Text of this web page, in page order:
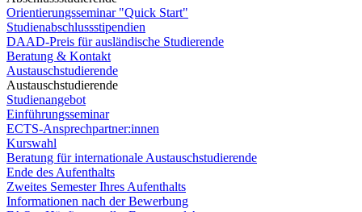
Orientierungsseminar "Quick Start"
Studienabschlussstipendien
DAAD-Preis für ausländische Studierende
Beratung & Kontakt
Austauschstudierende
Austauschstudierende
Studienangebot
Einführungsseminar
ECTS-Ansprechpartner:innen
Kurswahl
Beratung für internationale Austauschstudierende
Ende des Aufenthalts
Zweites Semester Ihres Aufenthalts
Informationen nach der Bewerbung